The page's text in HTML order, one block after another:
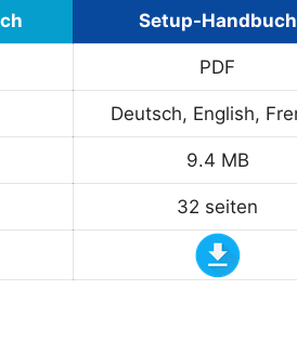
Setup-Handbuch
PDF
Deutsch, English,
9.4 MB
32 seiten